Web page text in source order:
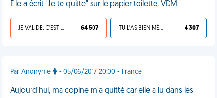
Elle a écrit "Je te quitte" sur le papier toilette. VDM
JE VALIDE, C'EST UNE VDM 64 507 TU L'AS BIEN MÉRITÉ 4 307
Par Anonyme - 05/06/2017 20:00 - France
Aujourd'hui, ma copine m'a quitté car elle a lu dans les